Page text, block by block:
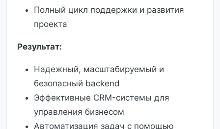
Полный цикл поддержки и развития
проекта
Результат:
Надежный, масштабируемый и
безопасный backend
Эффективные CRM-системы для
управления бизнесом
Автоматизация задач с помощью